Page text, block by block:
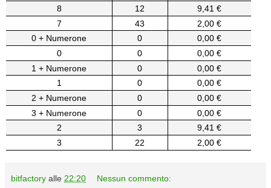
8
12
9,41 €
7
43
2,00 €
0 + Numerone
0
0,00 €
0
0
0,00 €
1 + Numerone
0
0,00 €
1
0
0,00 €
2 + Numerone
0
0,00 €
3 + Numerone
0
0,00 €
2
3
9,41 €
3
22 2,00 €
bitfactory alle 22:20 Nessun commento: